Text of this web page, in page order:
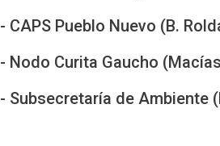
- CAPS Pueblo Nuevo (B.
- Nodo Curita Gaucho
- Subsecretaría de Ambiente